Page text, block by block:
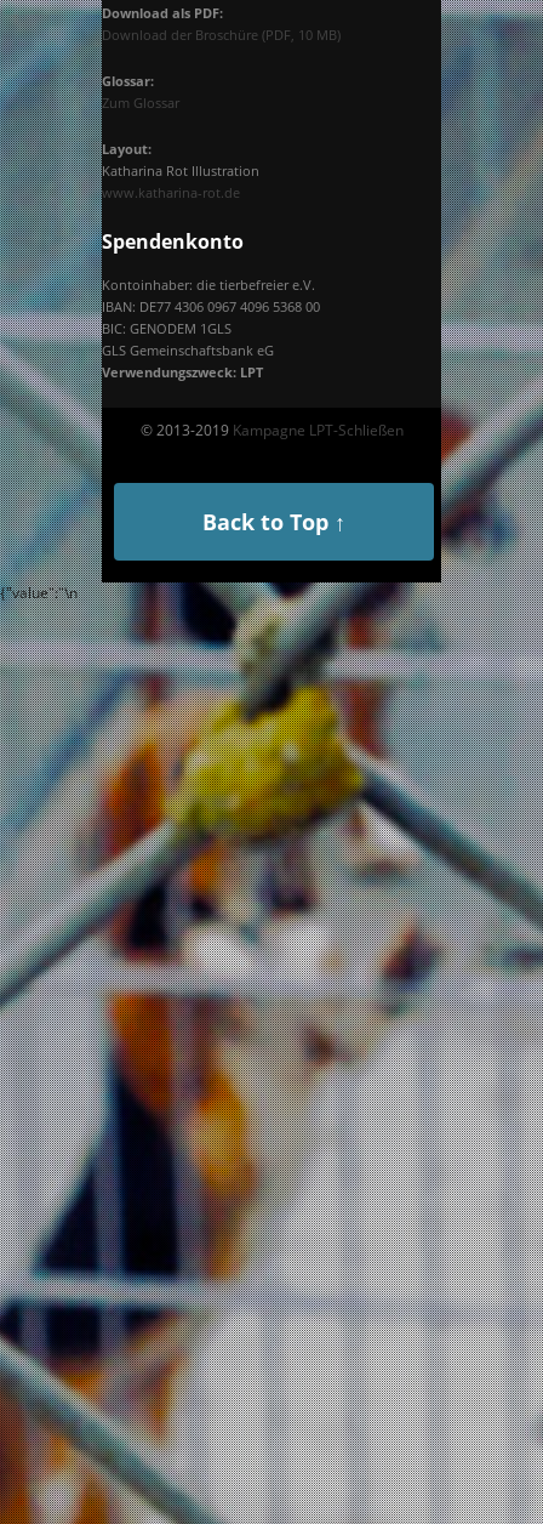
Download als PDF:
Download der Broschüre (PDF, 10 MB)
Glossar:
Zum Glossar
Layout:
Katharina Rot Illustration
www.katharina-rot.de
Spendenkonto
Kontoinhaber: die tierbefreier e.V.
IBAN: DE77 4306 0967 4096 5368 00
BIC: GENODEM 1GLS
GLS Gemeinschaftsbank eG
Verwendungszweck: LPT
© 2013-2019 Kampagne LPT-Schließen
Back to Top ↑
{"value":"\n